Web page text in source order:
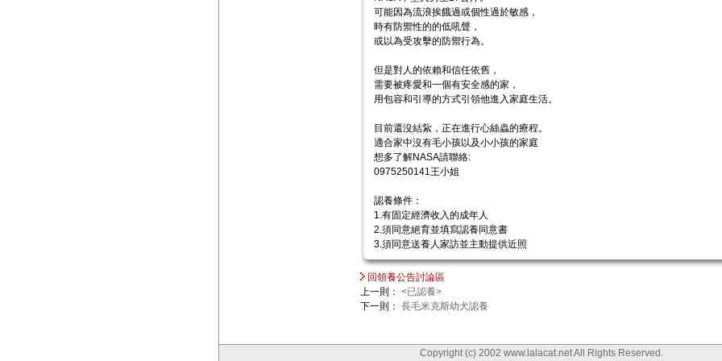
可能因為流浪挨餓過或個性過於敏感，
時有防禦性的的低吼聲，
或以為受攻擊的防禦行為。
但是對人的依賴和信任依舊，
需要被疼愛和一個有安全感的家，
用包容和引導的方式引領他進入家庭生活。
目前還沒結紥，正在進行心絲蟲的療程。
適合家中沒有毛小孩以及小小孩的家庭
想多了解NASA請聯絡:
0975250141王小姐
認養條件：
1.有固定經濟收入的成年人
2.須同意絕育並填寫認養同意書
3.須同意送養人家訪並主動提供近照
回領養公告討論區
上一則： <已認養>
下一則： 長毛米克斯幼犬認養
Copyright (c) 2002 www.lalacat.net All Rights Reserved.